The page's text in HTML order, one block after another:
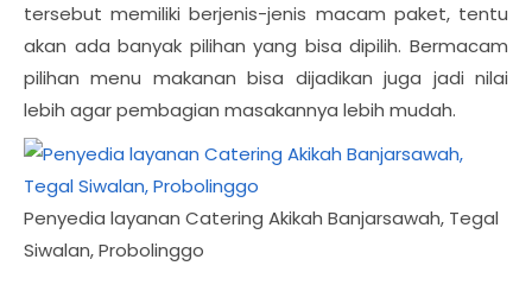
tersebut memiliki berjenis-jenis macam paket, tentu
akan ada banyak pilihan yang bisa dipilih. Bermacam
pilihan menu makanan bisa dijadikan juga jadi nilai
lebih agar pembagian masakannya lebih mudah.
Penyedia layanan Catering Akikah Banjarsawah, Tegal
Siwalan, Probolinggo